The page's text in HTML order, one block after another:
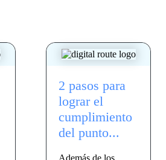
2 pasos para
lograr el
cumplimiento
del punto...
Además de los